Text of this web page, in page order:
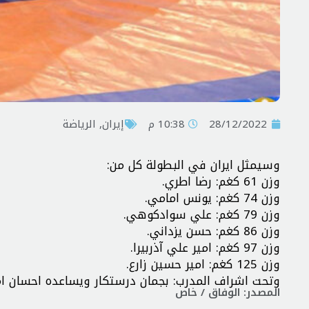
28/12/2022 10:38 م إيران, الرياضة
وسيمثل ايران في البطولة كل من:
وزن 61 كغم: رضا اطري.
وزن 74 كغم: يونس امامي.
وزن 79 كغم: علي سوادكوهي.
وزن 86 كغم: حسن يزداني.
وزن 97 كغم: امير علي آذربيرا.
وزن 125 كغم: امير حسين زارع.
وتحت اشراف المدرب: بجمان درستكار ويساعده احسان
المصدر: الوفاق / خاص